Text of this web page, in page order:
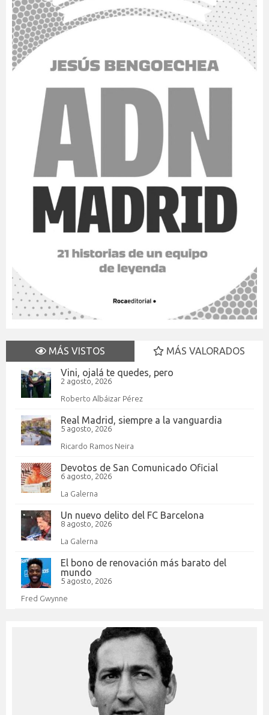
MÁS VISTOS
MÁS VALORADOS
Vini, ojalá te quedes, pero
2 agosto, 2026
Roberto Albáizar Pérez
Real Madrid, siempre a la vanguardia
5 agosto, 2026
Ricardo Ramos Neira
Devotos de San Comunicado Oficial
6 agosto, 2026
La Galerna
Un nuevo delito del FC Barcelona
8 agosto, 2026
La Galerna
El bono de renovación más barato del
mundo
5 agosto, 2026
Fred Gwynne